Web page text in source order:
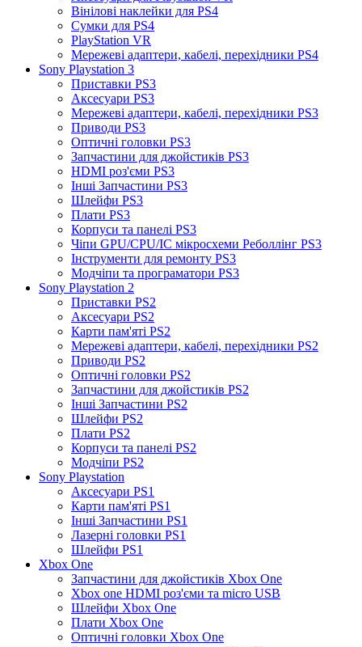
Вінілові наклейки для PS4
Сумки для PS4
PlayStation VR
Мережеві адаптери, кабелі, перехідники PS4
Sony Playstation 3
Приставки PS3
Аксесуари PS3
Мережеві адаптери, кабелі, перехідники PS3
Приводи PS3
Оптичні головки PS3
Запчастини для джойстиків PS3
HDMI роз'єми PS3
Інші Запчастини PS3
Шлейфи PS3
Плати PS3
Корпуси та панелі PS3
Чіпи GPU/CPU/IC мікросхеми Реболлінг PS3
Інструменти для ремонту PS3
Модчіпи та програматори PS3
Sony Playstation 2
Приставки PS2
Аксесуари PS2
Карти пам'яті PS2
Мережеві адаптери, кабелі, перехідники PS2
Приводи PS2
Оптичні головки PS2
Запчастини для джойстиків PS2
Інші Запчастини PS2
Шлейфи PS2
Плати PS2
Корпуси та панелі PS2
Модчіпи PS2
Sony Playstation
Аксесуари PS1
Карти пам'яті PS1
Інші Запчастини PS1
Лазерні головки PS1
Шлейфи PS1
Xbox One
Запчастини для джойстиків Xbox One
Xbox one HDMI роз'єми та micro USB
Шлейфи Xbox One
Плати Xbox One
Оптичні головки Xbox One